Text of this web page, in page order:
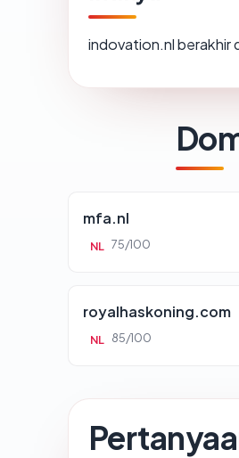
indovation.nl berakhir
mfa.nl
NL 75/100
royalhaskoning.com
NL 85/100